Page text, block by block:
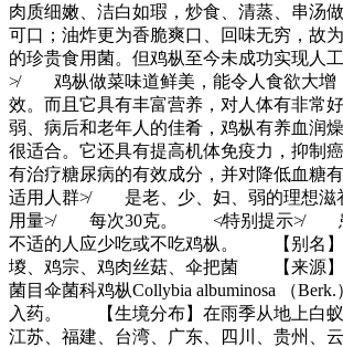
肉质细嫩、洁白如瑕，炒食、清蒸、串汤
可口；油炸更为香脆爽口、回味无穷，故
的珍贵食用菌。但鸡枞至今未成功实现
≯ 鸡枞做菜味道鲜美，能令人食欲大增
效。而且它具有丰富营养，对人体有非常
弱、病后和老年人的佳肴，鸡枞有养血润
很适合。它还具有提高机体免疫力，抑制
有治疗糖尿病的有效成分，并对降低血
适用人群≯ 是老、少、妇、弱的理想
用量≯ 每次30克。 ≮特别提示≯ 患
不适的人应少吃或不吃鸡枞。 【别名】
堫、鸡宗、鸡肉丝菇、伞把菌 【来源】
菌目伞菌科鸡枞Collybia albuminosa （
入药。 【生境分布】在雨季从地上白蚁
江苏、福建、台湾、广东、四川、贵州